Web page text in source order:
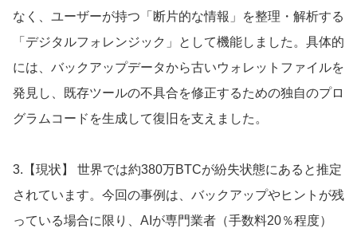
なく、ユーザーが持つ「断片的な情報」を整理・解析する
「デジタルフォレンジック」として機能しました。具体的
には、バックアップデータから古いウォレットファイルを
発見し、既存ツールの不具合を修正するための独自のプロ
グラムコードを生成して復旧を支えました。
3.【現状】 世界では約380万BTCが紛失状態にあると推定
されています。今回の事例は、バックアップやヒントが残
っている場合に限り、AIが専門業者（手数料20％程度）